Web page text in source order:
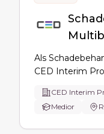
Als
CED Interim
en zakelijke
klanten,
CED Interim
Medior